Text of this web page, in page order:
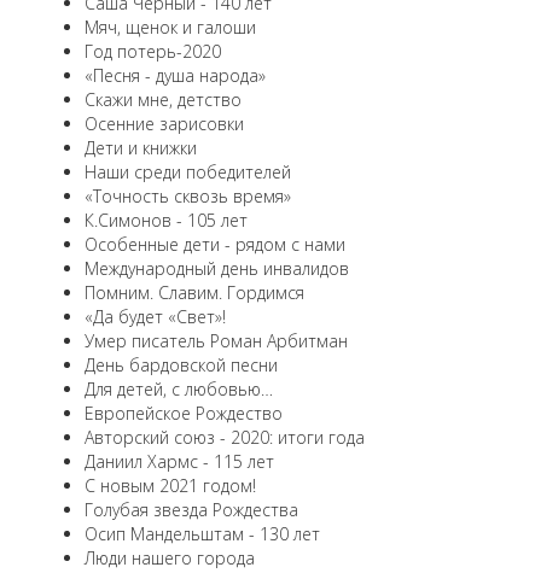
Мяч, щенок и галоши
Год потерь-2020
«Песня - душа народа»
Скажи мне, детство
Осенние зарисовки
Дети и книжки
Наши среди победителей
«Точность сквозь время»
К.Симонов - 105 лет
Особенные дети - рядом с нами
Международный день инвалидов
Помним. Славим. Гордимся
«Да будет «Свет»!
Умер писатель Роман Арбитман
День бардовской песни
Для детей, с любовью…
Европейскоe Рождество
Авторский союз - 2020: итоги года
Даниил Хармс - 115 лет
С новым 2021 годом!
Голубая звезда Рождества
Осип Мандельштам - 130 лет
Люди нашего города